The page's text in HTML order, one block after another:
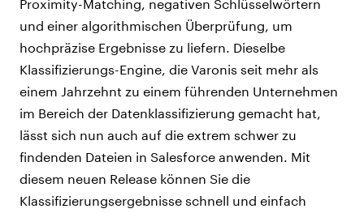
Proximity-Matching, negativen Schlüsselwörtern
und einer algorithmischen Überprüfung, um
hochpräzise Ergebnisse zu liefern. Dieselbe
Klassifizierungs-Engine, die Varonis seit mehr als
einem Jahrzehnt zu einem führenden Unternehmen
im Bereich der Datenklassifizierung gemacht hat,
lässt sich nun auch auf die extrem schwer zu
findenden Dateien in Salesforce anwenden. Mit
diesem neuen Release können Sie die
Klassifizierungsergebnisse schnell und einfach